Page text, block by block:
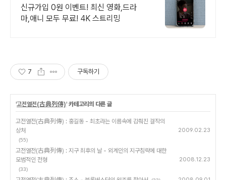
기!
신규가입 0원 이벤트! 최신 영화,드라
마,애니 모두 무료! 4K 스트리밍
7 구독하기
'고전열전(古典列傳)' 카테고리의 다른 글
고전열전(古典列傳) : 홍길동 - 최초라는 이름속에 감춰진 걸작의
상처
(55)
2009.02.23
고전열전(古典列傳) : 지구 최후의 날 - 외계인의 지구침략에 대한
모범적인 전형
(33)
2008.12.23